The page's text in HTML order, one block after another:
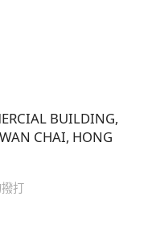
BUILDING,
CHAI, HONG
打